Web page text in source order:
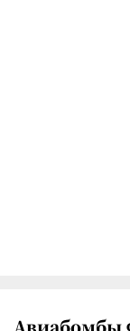
Авиабомбы